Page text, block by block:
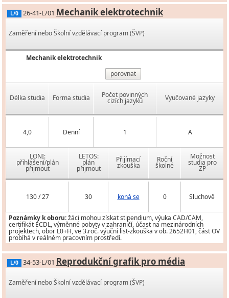
L/0 26-41-L/01 Mechanik elektrotechnik
Zaměření nebo Školní vzdělávací program (ŠVP)
Mechanik elektrotechnik
porovnat
Délka studia Forma studia Počet povinných
cizích jazyků Vyučované jazyky
4,0 Denní 1 A
LONI:
přihlášení/plán
přijmout
LETOS:
plán
přijmout
Přijímací
zkouška
Roční
školné
Možnost
studia pro
ZP
130 / 27 30 koná se 0 Sluchově
Poznámky k oboru:žáci mohou získat stipendium, výuka CAD/CAM,
certifikát ECDL, výměnné pobyty v zahraničí, účast na mezinárodních
projektech, obor L0+H, ve 3.roč. výuční list-zkouška v ob. 2652H01, část OV
probíhá v reálném pracovním prostředí.
L/0 34-53-L/01 Reprodukční grafik pro média
Zaměření nebo Školní vzdělávací program (ŠVP)